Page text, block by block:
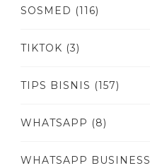
SOSMED (116)
TIKTOK (3)
TIPS BISNIS (157)
WHATSAPP (8)
WHATSAPP BUSINESS